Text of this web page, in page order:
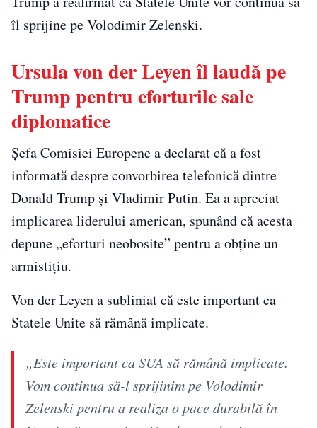
îl sprijine pe Volodimir Zelenski.
Ursula von der Leyen îl laudă pe
Trump pentru eforturile sale
diplomatice
Șefa Comisiei Europene a declarat că a fost
informată despre convorbirea telefonică dintre
Donald Trump și Vladimir Putin. Ea a apreciat
implicarea liderului american, spunând că acesta
depune „eforturi neobosite” pentru a obține un
armistițiu.
Von der Leyen a subliniat că este important ca
Statele Unite să rămână implicate.
„Este important ca SUA să rămână implicate.
Vom continua să-l sprijinim pe Volodimir
Zelenski pentru a realiza o pace durabilă în